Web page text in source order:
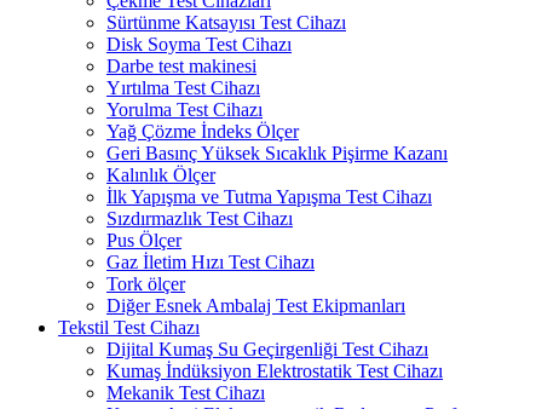
Sürtünme Katsayısı Test Cihazı
Disk Soyma Test Cihazı
Darbe test makinesi
Yırtılma Test Cihazı
Yorulma Test Cihazı
Yağ Çözme İndeks Ölçer
Geri Basınç Yüksek Sıcaklık Pişirme Kazanı
Kalınlık Ölçer
İlk Yapışma ve Tutma Yapışma Test Cihazı
Sızdırmazlık Test Cihazı
Pus Ölçer
Gaz İletim Hızı Test Cihazı
Tork ölçer
Diğer Esnek Ambalaj Test Ekipmanları
Tekstil Test Cihazı
Dijital Kumaş Su Geçirgenliği Test Cihazı
Kumaş İndüksiyon Elektrostatik Test Cihazı
Mekanik Test Cihazı